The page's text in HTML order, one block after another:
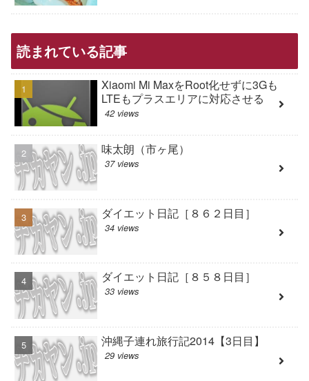
読まれている記事
Xiaomi Mi MaxをRoot化せずに3Gも
LTEもプラスエリアに対応させる
42 views
味太朗（市ヶ尾）
37 views
ダイエット日記［８６２日目］
34 views
ダイエット日記［８５８日目］
33 views
沖縄子連れ旅行記2014【3日目】
29 views